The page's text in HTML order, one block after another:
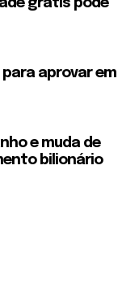
grátis pode
para aprovar em
e muda de
bilionário